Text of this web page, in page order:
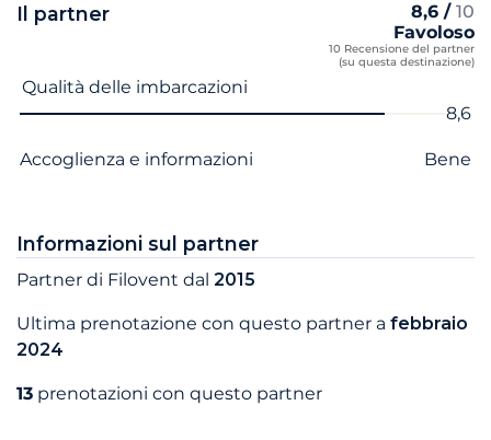
Il partner 8,6 / 10
Favoloso
10 Recensione del partner
(su questa destinazione)
Nome del criterio Voto
Qualità delle imbarcazioni
8,6
Accoglienza e informazioni Bene
Informazioni sul partner
Partner di Filovent dal 2015
Ultima prenotazione con questo partner a febbraio
2024
13 prenotazioni con questo partner